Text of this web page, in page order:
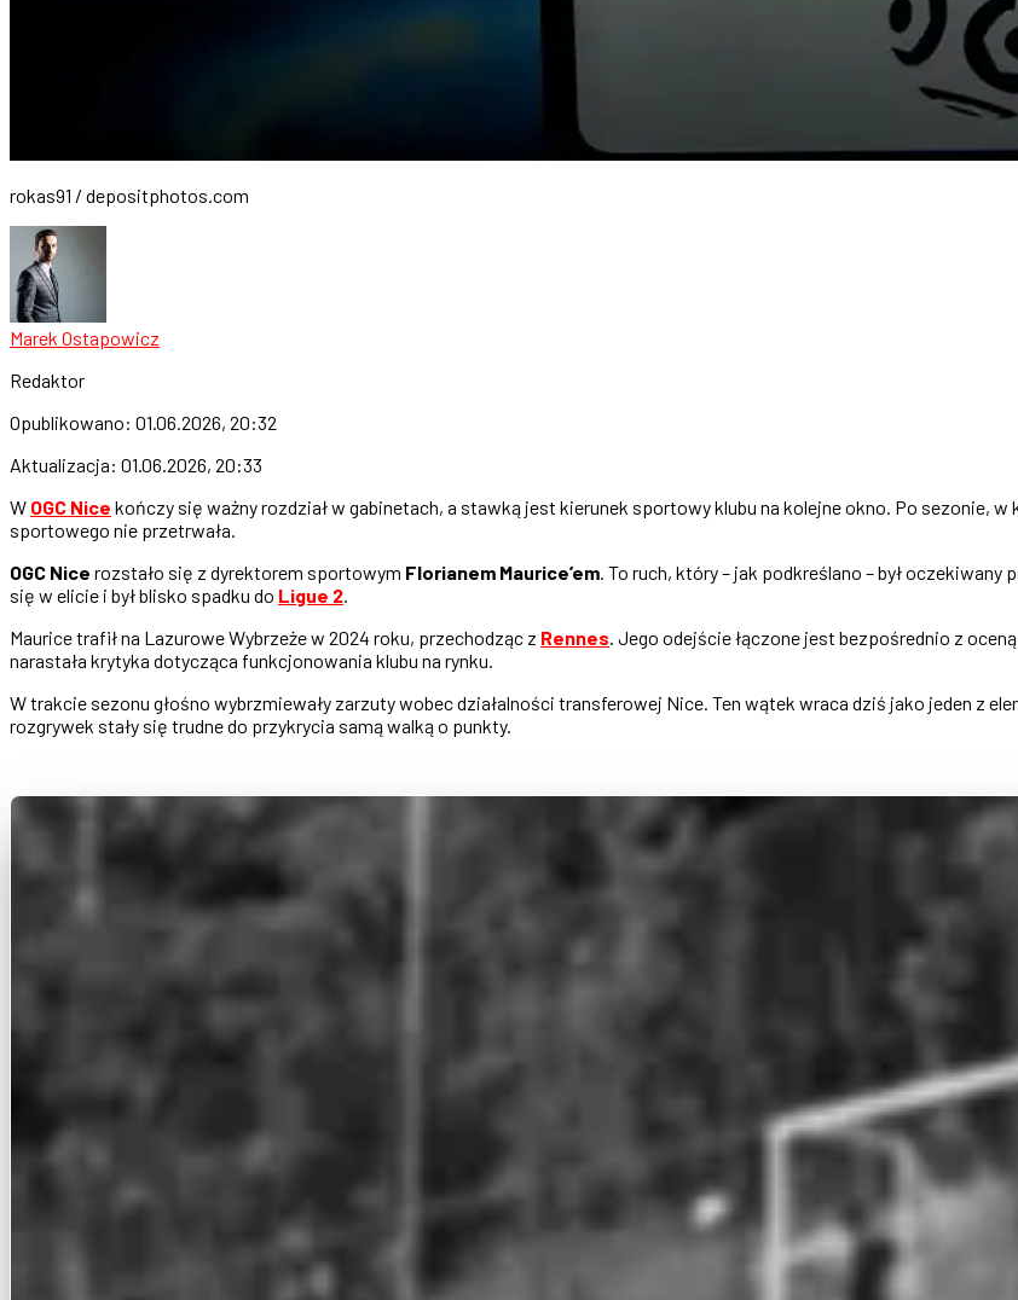
rokas91 / depositphotos.com
Marek Ostapowicz
Redaktor
Opublikowano: 01.06.2026, 20:32
Aktualizacja: 01.06.2026, 20:33
W OGC Nice kończy się ważny rozdział w gabinetach, a stawką jest kierunek sportowy klubu na kolejne okno. Po sezonie, w
sportowego nie przetrwała.
OGC Nice rozstało się z dyrektorem sportowym Florianem Maurice’em. To ruch, który – jak podkreślano – był oczekiwany
się w elicie i był blisko spadku do Ligue 2.
Maurice trafił na Lazurowe Wybrzeże w 2024 roku, przechodząc z Rennes. Jego odejście łączone jest bezpośrednio z
narastała krytyka dotycząca funkcjonowania klubu na rynku.
W trakcie sezonu głośno wybrzmiewały zarzuty wobec działalności transferowej Nice. Ten wątek wraca dziś jako jeden z
rozgrywek stały się trudne do przykrycia samą walką o punkty.